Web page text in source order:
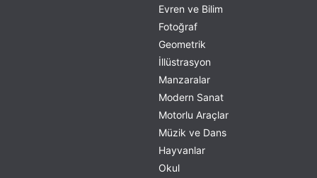
Evren ve Bilim
Fotoğraf
Geometrik
İllüstrasyon
Manzaralar
Modern Sanat
Motorlu Araçlar
Müzik ve Dans
Hayvanlar
Okul